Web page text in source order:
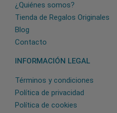
¿Quiénes somos?
Tienda de Regalos Originales
Blog
Contacto
INFORMACIÓN LEGAL
Términos y condiciones
Política de privacidad
Política de cookies